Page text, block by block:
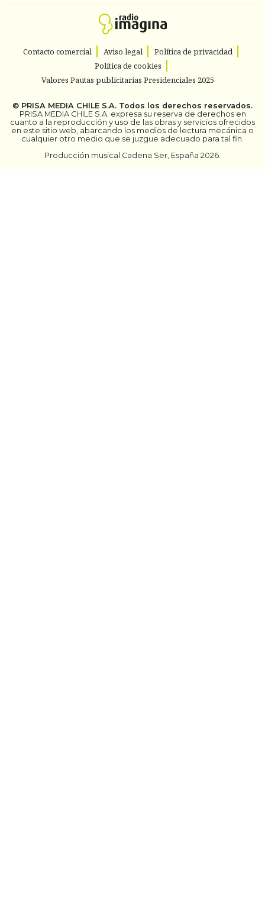
Contacto comercial Aviso legal
Política de privacidad
Política de cookies
Valores Pautas publicitarias Presidenciales 2025
© PRISA MEDIA CHILE S.A. Todos los derechos reservados.
PRISA MEDIA CHILE S.A. expresa su reserva de derechos en
cuanto a la reproducción y uso de las obras y servicios ofrecidos
en este sitio web, abarcando los medios de lectura mecánica o
cualquier otro medio que se juzgue adecuado para tal fin.
Producción musical Cadena Ser, España 2026.